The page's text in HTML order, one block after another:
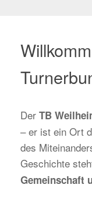
Der TB
– er ist ein Ort
des
Geschichte
Gemeinschaft